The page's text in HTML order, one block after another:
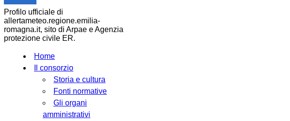
Profilo ufficiale di
allertameteo.regione.emilia-
romagna.it, sito di Arpae e Agenzia
protezione civile ER.
Home
Il consorzio
Storia e cultura
Fonti normative
Gli organi
amministrativi